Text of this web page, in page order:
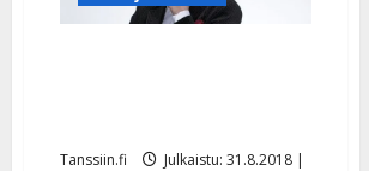
vuotta
pinnalla
Tanssiin.fi
Julkaistu: 31.8.2018 |